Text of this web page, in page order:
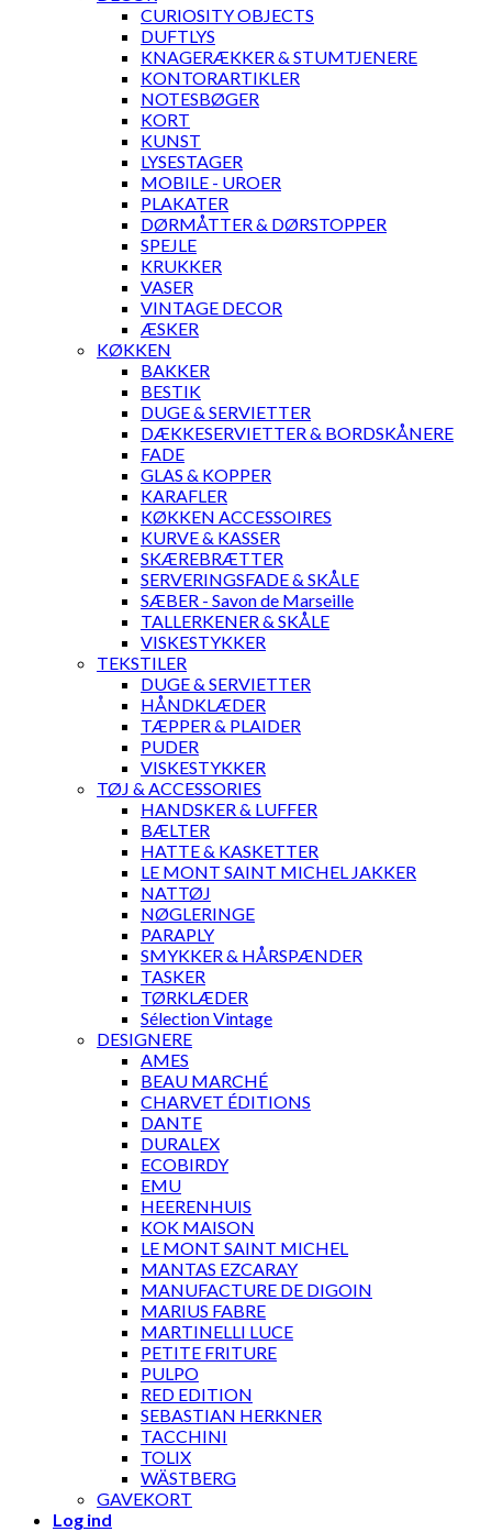
CURIOSITY OBJECTS
DUFTLYS
KNAGERÆKKER & STUMTJENERE
KONTORARTIKLER
NOTESBØGER
KORT
KUNST
LYSESTAGER
MOBILE - UROER
PLAKATER
DØRMÅTTER & DØRSTOPPER
SPEJLE
KRUKKER
VASER
VINTAGE DECOR
ÆSKER
KØKKEN
BAKKER
BESTIK
DUGE & SERVIETTER
DÆKKESERVIETTER & BORDSKÅNERE
FADE
GLAS & KOPPER
KARAFLER
KØKKEN ACCESSOIRES
KURVE & KASSER
SKÆREBRÆTTER
SERVERINGSFADE & SKÅLE
SÆBER - Savon de Marseille
TALLERKENER & SKÅLE
VISKESTYKKER
TEKSTILER
DUGE & SERVIETTER
HÅNDKLÆDER
TÆPPER & PLAIDER
PUDER
VISKESTYKKER
TØJ & ACCESSORIES
HANDSKER & LUFFER
BÆLTER
HATTE & KASKETTER
LE MONT SAINT MICHEL JAKKER
NATTØJ
NØGLERINGE
PARAPLY
SMYKKER & HÅRSPÆNDER
TASKER
TØRKLÆDER
Sélection Vintage
DESIGNERE
AMES
BEAU MARCHÉ
CHARVET ÉDITIONS
DANTE
DURALEX
ECOBIRDY
EMU
HEERENHUIS
KOK MAISON
LE MONT SAINT MICHEL
MANTAS EZCARAY
MANUFACTURE DE DIGOIN
MARIUS FABRE
MARTINELLI LUCE
PETITE FRITURE
PULPO
RED EDITION
SEBASTIAN HERKNER
TACCHINI
TOLIX
WÄSTBERG
GAVEKORT
Log ind